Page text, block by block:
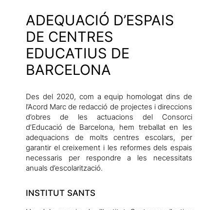
ADEQUACIÓ D’ESPAIS
DE CENTRES
EDUCATIUS DE
BARCELONA
Des del 2020, com a equip homologat dins de
l’Acord Marc de redacció de projectes i direccions
d’obres de les actuacions del Consorci
d’Educació de Barcelona, hem treballat en les
adequacions de molts centres escolars, per
garantir el creixement i les reformes dels espais
necessaris per respondre a les necessitats
anuals d’escolarització.
INSTITUT SANTS